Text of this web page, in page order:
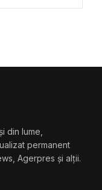
din lume,
permanent
Agerpres și alții.